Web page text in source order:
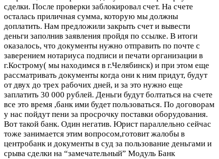
сделки. После проверки заблокировал счет. На счете
осталась приличная сумма, которую мы должны
доплатить. Нам предложили закрыть счет и вывести
деньги заполнив заявления пройдя по ссылке. В итоги
оказалось, что документы нужно отправить по почте с
заверением нотариуса подписи и печати организации в
г.Кострому( мы находимся в г.Челябинск) и при этом еще
рассматривать документы когда они к ним придут, будут
от двух до трех рабочих дней, и за это нужно еще
заплатить 30 000 рублей. Деньги будут болтаться на счете
все это время ,банк ими будет пользоваться. По договорам
у нас пойдут пени за просрочку поставки оборудования.
Вот такой банк. Один негатив. Юрист параллельно сейчас
тоже занимается этим вопросом,готовит жалобы в
центробанк и документы в суд за пользование деньгами и
срыва сделки на “замечательный” Модуль Банк